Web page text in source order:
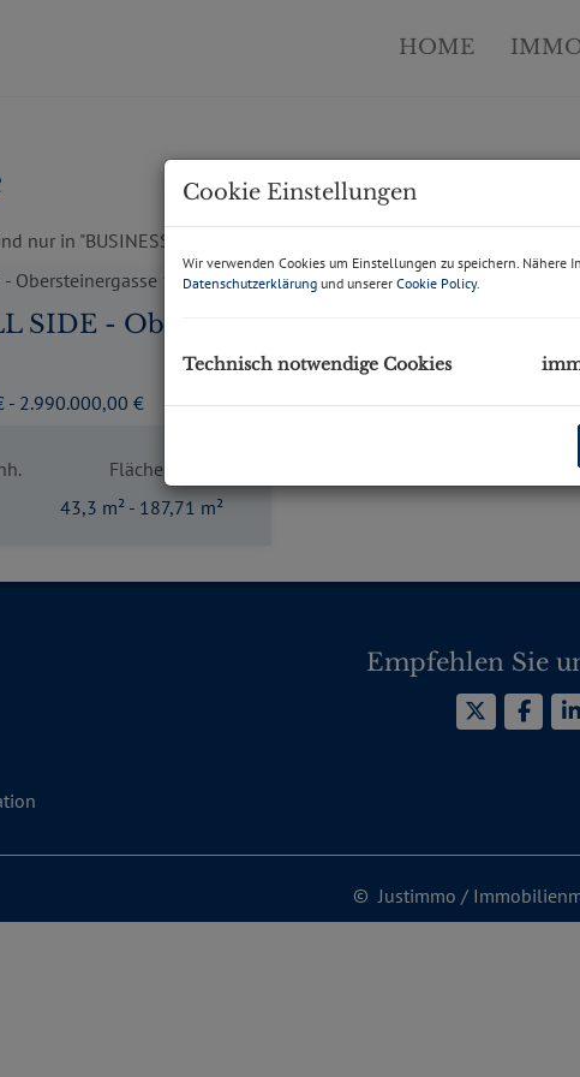
HOME
nur in "BUSINESS PREMIUM" verfügbar!
- 2.990.000,00 €
Flächen
43,3 m² - 187,71 m²
Empfehlen Sie
©Justimmo /
Cookie Einstellungen
Wir verwenden Cookies um Einstellungen zu speichern. Nähere
Datenschutzerklärung und unserer Cookie Policy.
Technisch notwendige Cookies